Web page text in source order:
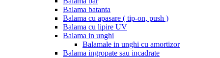
Balama batanta
Balama cu apasare ( tip-on, push )
Balama cu lipire UV
Balama in unghi
Balamale in unghi cu amortizor
Balama ingropate sau incadrate